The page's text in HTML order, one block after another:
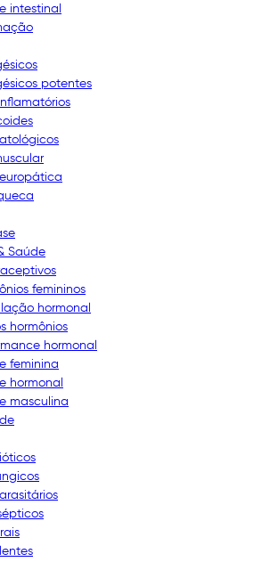
intestinal
potentes
Saúde
femininos
hormonal
hormônios
hormonal
feminina
hormonal
masculina